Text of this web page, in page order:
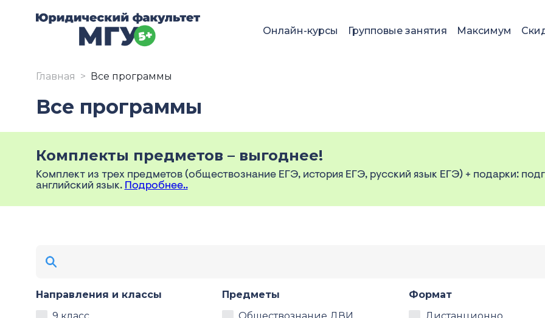
Онлайн-курсы Групповые занятия Максимум
Главная Все программы
Все программы
Комплекты предметов – выгоднее!
Комплект из трех предметов (обществознание ЕГЭ, история ЕГЭ, русский язык ЕГЭ) + подарки:
английский язык. Подробнее..
Направления и классы
9 класс
Предметы
Обществознание ДВИ
Формат
Дистанционно